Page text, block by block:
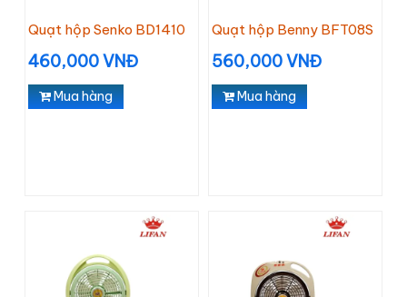
Quạt hộp Senko BD1410
460,000 VNĐ
Mua hàng
Quạt hộp Benny BFT08S
560,000 VNĐ
Mua hàng